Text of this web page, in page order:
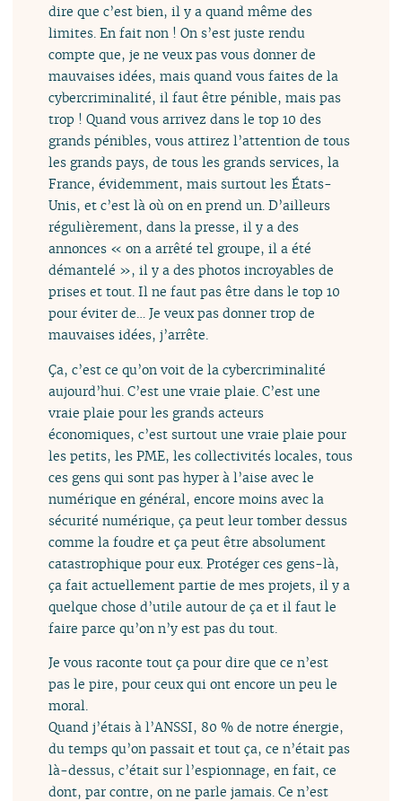
dire que c’est bien, il y a quand même des
limites. En fait non ! On s’est juste rendu
compte que, je ne veux pas vous donner de
mauvaises idées, mais quand vous faites de la
cybercriminalité, il faut être pénible, mais pas
trop ! Quand vous arrivez dans le top 10 des
grands pénibles, vous attirez l’attention de tous
les grands pays, de tous les grands services, la
France, évidemment, mais surtout les États-
Unis, et c’est là où on en prend un. D’ailleurs
régulièrement, dans la presse, il y a des
annonces « on a arrêté tel groupe, il a été
démantelé », il y a des photos incroyables de
prises et tout. Il ne faut pas être dans le top 10
pour éviter de… Je veux pas donner trop de
mauvaises idées, j’arrête.
Ça, c’est ce qu’on voit de la cybercriminalité
aujourd’hui. C’est une vraie plaie. C’est une
vraie plaie pour les grands acteurs
économiques, c’est surtout une vraie plaie pour
les petits, les PME, les collectivités locales, tous
ces gens qui sont pas hyper à l’aise avec le
numérique en général, encore moins avec la
sécurité numérique, ça peut leur tomber dessus
comme la foudre et ça peut être absolument
catastrophique pour eux. Protéger ces gens-là,
ça fait actuellement partie de mes projets, il y a
quelque chose d’utile autour de ça et il faut le
faire parce qu’on n’y est pas du tout.
Je vous raconte tout ça pour dire que ce n’est
pas le pire, pour ceux qui ont encore un peu le
moral.
Quand j’étais à l’ANSSI, 80 % de notre énergie,
du temps qu’on passait et tout ça, ce n’était pas
là-dessus, c’était sur l’espionnage, en fait, ce
dont, par contre, on ne parle jamais. Ce n’est